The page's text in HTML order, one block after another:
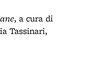
, a cura di
Tassinari,